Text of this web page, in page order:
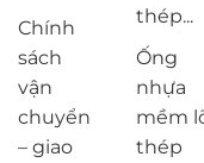
Chính
sách
vận
chuyển
– giao
thép...
Ống
nhựa
mềm
thép